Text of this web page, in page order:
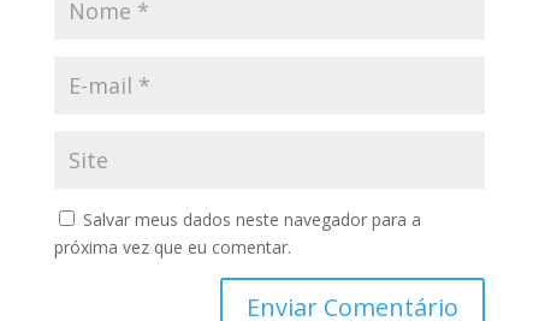
Salvar meus dados neste navegador para a
próxima vez que eu comentar.